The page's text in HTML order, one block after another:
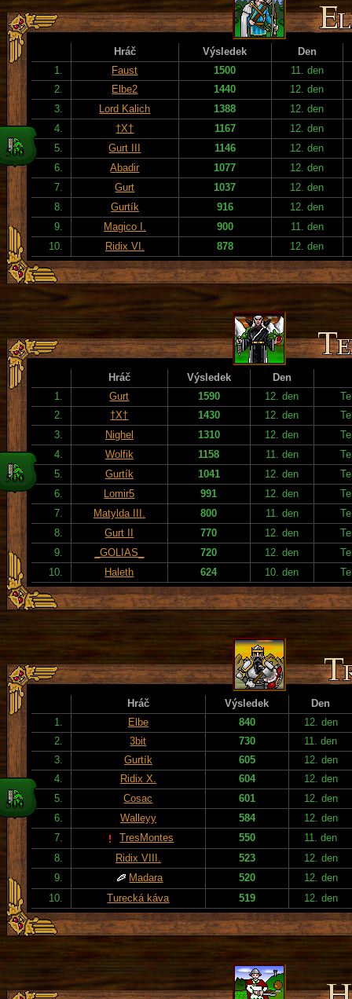
Hráč Výsledek
Den
1.
Faust 1500
11. den
2.
Elbe2 1440
12. den
3.
Lord Kalich 1388
12. den
4.
†X† 1167
12. den
5.
Gurt III 1146
12. den
6.
Abadir 1077
12. den
7.
Gurt 1037
12. den
8.
Gurtík 916
12. den
9.
Magico I. 900
11. den
10.
Ridix VI. 878 12. den
Hráč Výsledek
Den
1.
Gurt 1590 12. den
2.
†X† 1430 12. den
3.
Nighel 1310 12. den
4.
Wolfik 1158 11. den
5.
Gurtík 1041 12. den
6.
Lomir5 991 12. den
7.
Matylda III. 800 11. den
8.
Gurt II 770 12. den
9.
_GOLIAS_ 720 12. den
10.
Haleth 624 10. den
Hráč Výsledek
Den
1.
Elbe 840
12. den
2.
3bit 730
11. den
3.
Gurtík 605
12. den
4.
Ridix X. 604
12. den
5.
Cosac 601
12. den
6.
Walleyy 584
12. den
7.
TresMontes 550
11. den
8.
Ridix VIII. 523
12. den
9.
Madara 520
12. den
10.
Turecká káva 519 12. den